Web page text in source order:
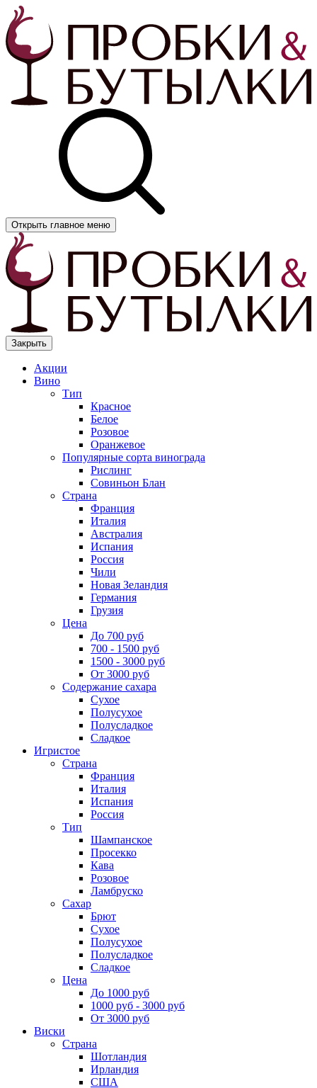
Открыть главное меню
Закрыть
Акции
Вино
Тип
Красное
Белое
Розовое
Оранжевое
Популярные сорта винограда
Рислинг
Совиньон Блан
Страна
Франция
Италия
Австралия
Испания
Россия
Чили
Новая Зеландия
Германия
Грузия
Цена
До 700 руб
700 - 1500 руб
1500 - 3000 руб
От 3000 руб
Содержание сахара
Сухое
Полусухое
Полусладкое
Сладкое
Игристое
Страна
Франция
Италия
Испания
Россия
Тип
Шампанское
Просекко
Кава
Розовое
Ламбруско
Сахар
Брют
Сухое
Полусухое
Полусладкое
Сладкое
Цена
До 1000 руб
1000 руб - 3000 руб
От 3000 руб
Виски
Страна
Шотландия
Ирландия
США